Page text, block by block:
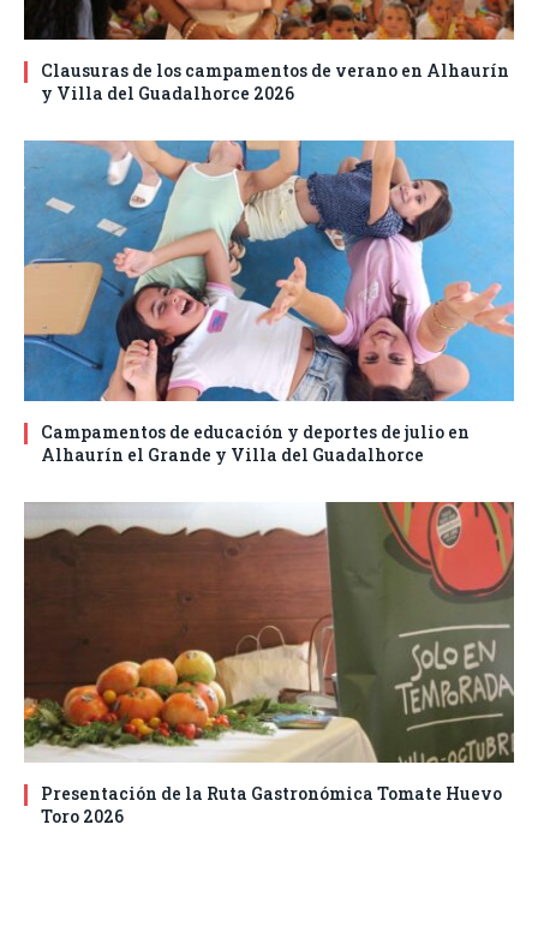
Clausuras de los campamentos de verano en Alhaurín
y Villa del Guadalhorce 2026
Campamentos de educación y deportes de julio en
Alhaurín el Grande y Villa del Guadalhorce
Presentación de la Ruta Gastronómica Tomate Huevo
Toro 2026